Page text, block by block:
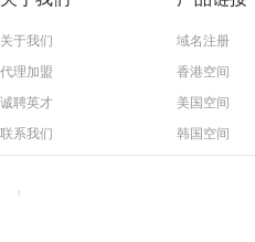
关于我们
代理加盟
诚聘英才
联系我们
域名注册
香港空间
美国空间
韩国空间